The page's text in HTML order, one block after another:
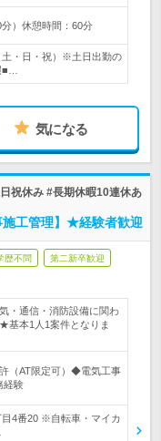
）休憩時間：60分
土・日・祝）※土日出勤の
気になる
祝休み #長期休暇10連休あ
施工管理】★経験者歓迎
歴不問 第二新卒歓迎
・通信・消防設備に関わ
基本1人1案件となりま
（AT限定可）◆電気工事
経験
目4番20 ※自転車・マイカ